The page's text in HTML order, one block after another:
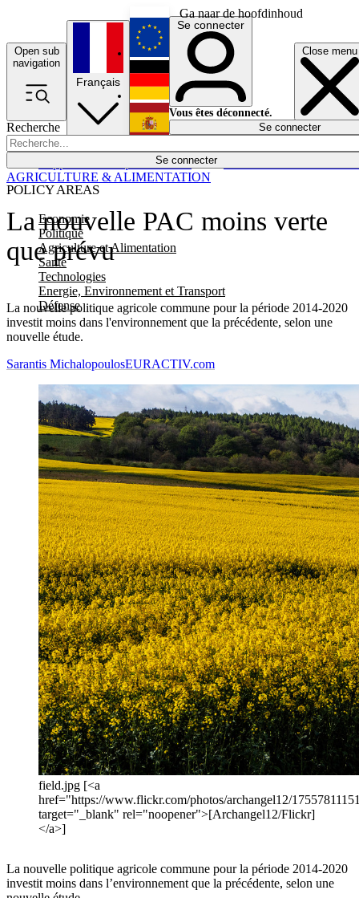
Ga naar de hoofdinhoud
Open sub
navigation
Close menu
Recherche
Se connecter
POLICY AREAS
Economie
Politique
Agriculture et Alimentation
Santé
Technologies
Energie, Environnement et Transport
Défense
Économie
Français
English
Deutsch
Español
Se connecter
Vous êtes déconnecté.
Se connecter
La nouvelle PAC moins verte
que prévu
La nouvelle politique agricole commune pour la période 2014-2020
investit moins dans l'environnement que la précédente, selon une
nouvelle étude.
AGRICULTURE & ALIMENTATION
Sarantis MichalopoulosEURACTIV.com
field.jpg [<a
href="https://www.flickr.com/photos/archangel12/
target="_blank" rel="noopener">[Archangel12/Flickr]
</a>]
La nouvelle politique agricole commune pour la période 2014-2020
investit moins dans l’environnement que la précédente, selon une